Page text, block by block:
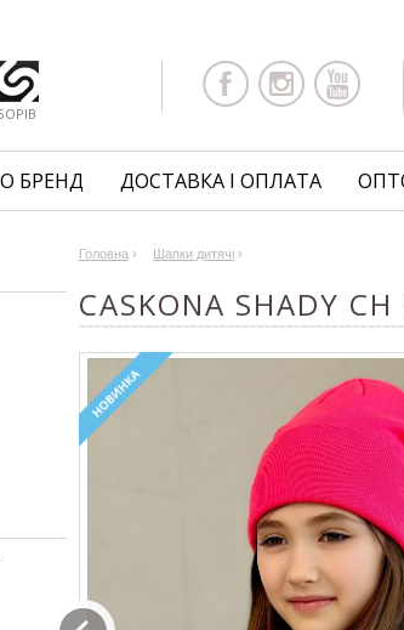
БРЕНД ДОСТАВКА І ОПЛАТА
Головна › Шапки дитячі ›
CASKONA SHADY